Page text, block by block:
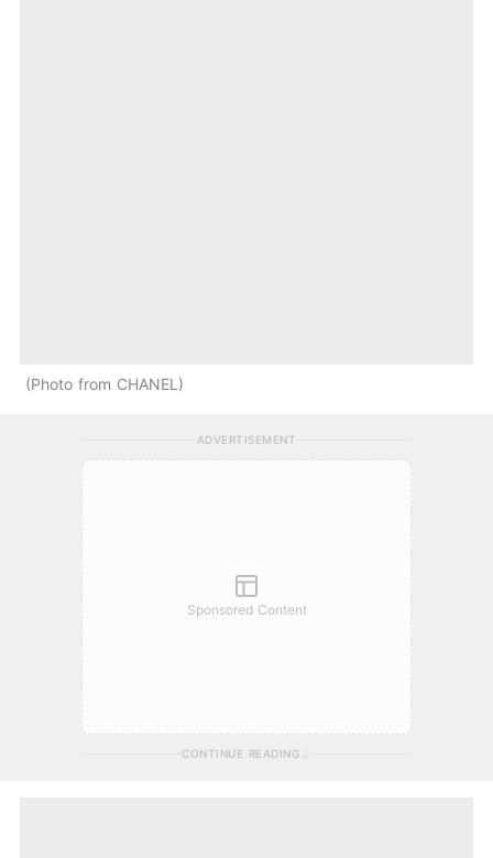
Photo from CHANEL
ADVERTISEMENT
Sponsored Content
CONTINUE READING